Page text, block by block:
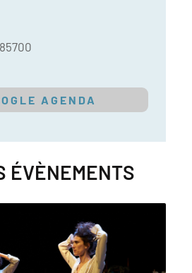
85700
AGENDA
ÉVÈNEMENTS